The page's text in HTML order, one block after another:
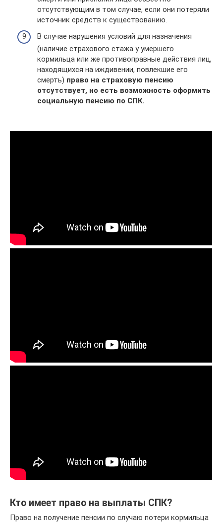
отсутствующим в том случае, если они потеряли
источник средств к существованию.
В случае нарушения условий для назначения
(наличие страхового стажа у умершего
кормильца или же противоправные действия лиц,
находящихся на иждивении, повлекшие его
смерть) право на страховую пенсию
отсутствует, но есть возможность оформить
социальную пенсию по СПК.
Кто имеет право на выплаты СПК?
Право на получение пенсии по случаю потери кормильца